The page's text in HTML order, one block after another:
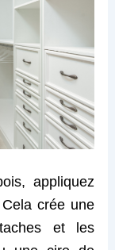
appliquez
crée une
et les